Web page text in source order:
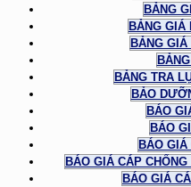
BẢNG
BẢNG GIÁ
BẢNG GIÁ
BẢNG TRA
BẢO
BÁO
BÁO
BÁO GIÁ
BÁO GIÁ CÁP
BÁO GIÁ